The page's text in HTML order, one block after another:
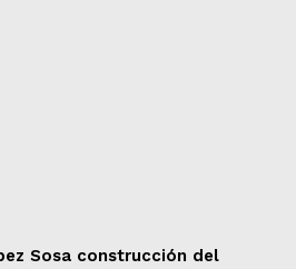
Sosa construcción del